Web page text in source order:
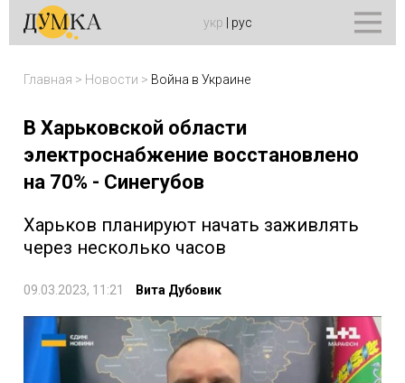
укр рус
Главная > Новости > Война в Украине
В Харьковской области
электроснабжение восстановлено
на 70% - Синегубов
Харьков планируют начать заживлять
через несколько часов
09.03.2023, 11:21 Вита Дубовик